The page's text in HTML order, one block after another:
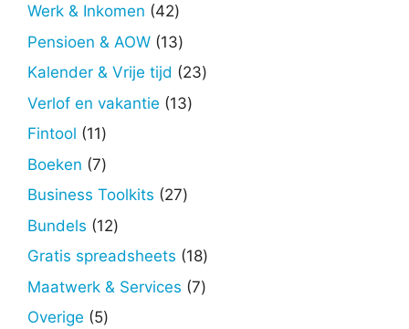
Werk & Inkomen 4242
producten
Pensioen & AOW 1313
producten
Kalender & Vrije tijd 2323
Verlof en vakantie 1313
Fintool 1111
producten
Boeken 77
producten
Business Toolkits 2727
Bundels 1212
producten
Gratis spreadsheets 1818
producten
Maatwerk & Services 77
Overige 55